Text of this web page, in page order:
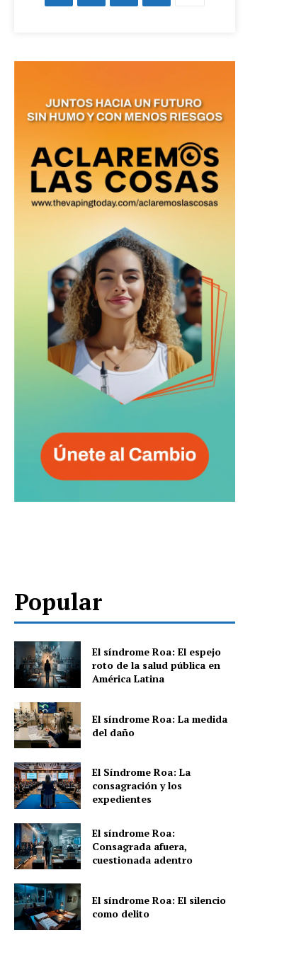
todas las
en tu correo
all the news
SUBSCRIBIRSE
Popular
El síndrome Roa: El espejo
roto de la salud pública en
América Latina
El síndrome Roa: La medida
del daño
El Síndrome Roa: La
consagración y los
expedientes
El síndrome Roa:
Consagrada afuera,
cuestionada adentro
El síndrome Roa: El silencio
como delito